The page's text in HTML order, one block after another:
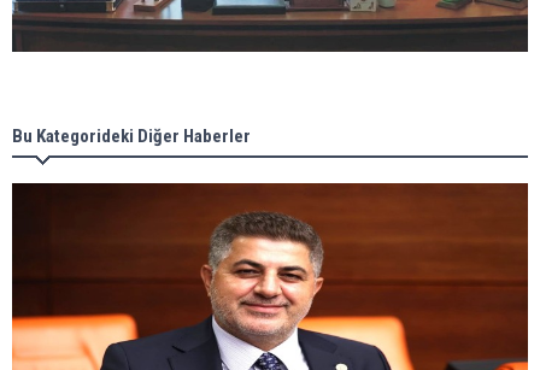
Bu Kategorideki Diğer Haberler